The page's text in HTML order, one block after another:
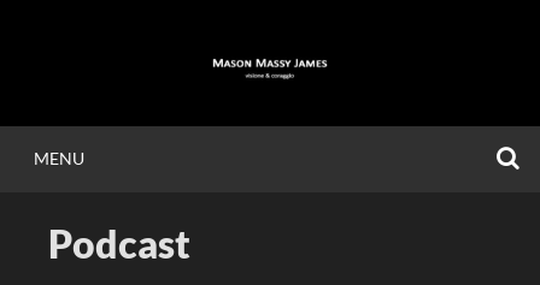
MASON MASSY
MENU
Podcast